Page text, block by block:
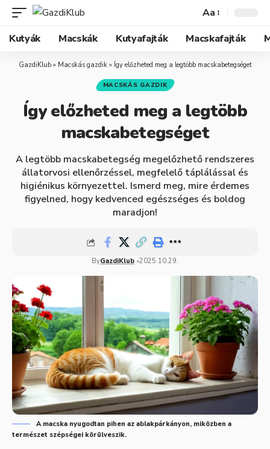
Aa
Kutyák
Macskák Kutyafajták Macskafajták
GazdiKlub» Macskás gazdik» Így előzheted meg a legtöbb macskabetegséget
MACSKÁS GAZDIK
Így előzheted meg a legtöbb
macskabetegséget
A legtöbb macskabetegség megelőzhető rendszeres
állatorvosi ellenőrzéssel, megfelelő táplálással és
higiénikus környezettel. Ismerd meg, mire érdemes
figyelned, hogy kedvenced egészséges és boldog
maradjon!
ByGazdiKlub 2025.10.29.
A macska nyugodtan pihen az ablakpárkányon, miközben a
természet szépségei körülveszik.